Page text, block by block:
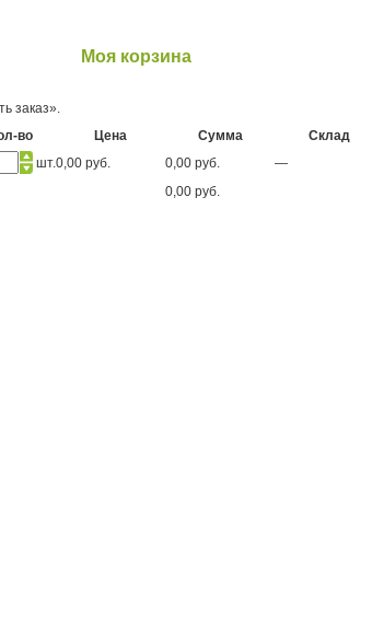
Моя корзина
заказ».
во Цена Сумма Склад
шт.0,00 руб. 0,00 руб. —
0,00 руб.